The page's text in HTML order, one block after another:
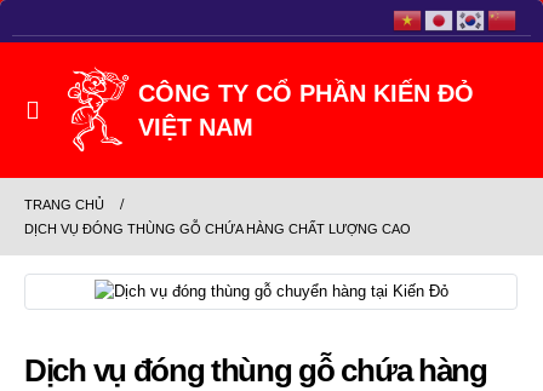
TRANG CHỦ
DỊCH VỤ ĐÓNG THÙNG GỖ CHỨA HÀNG CHẤT LƯỢNG CAO
Dịch vụ đóng thùng gỗ chứa hàng